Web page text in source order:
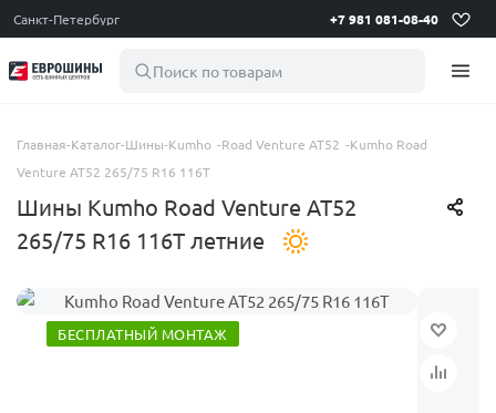
Санкт-Петербург +7 981 081-08-40
Поиск по товарам
Главная-Каталог-Шины-Kumho -Road Venture AT52 -Kumho Road
Venture AT52 265/75 R16 116T
Шины Kumho Road Venture AT52
265/75 R16 116T летние
БЕСПЛАТНЫЙ МОНТАЖ